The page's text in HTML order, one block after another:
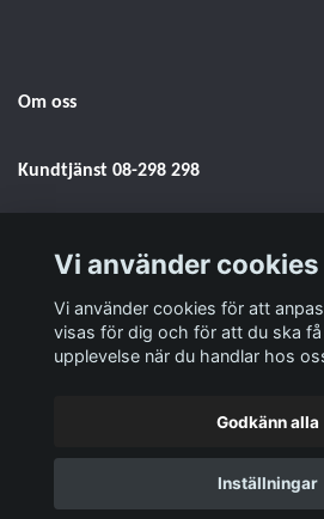
Om oss
Kundtjänst 08-298 298
Läs mer
© 2026 Signalstyrkan - Försäljning &
Vi använder cookies
Vi använder cookies för att
visas för dig och för att du ska
upplevelse när du handlar hos
Godkänn alla
Inställningar